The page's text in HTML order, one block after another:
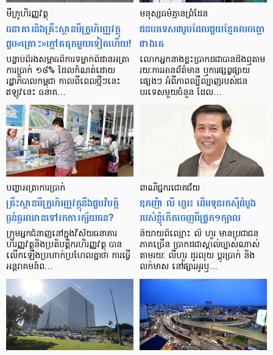
មីក្រូ​ហិរញ្ញវត្ថុ
ធនាគារ​និង​គ្រឹះស្ថាន​មីក្រូ​ហិរញ្ញវត្ថុ​
ជួប«គ្រោះ»ក្តៅ​គគុក​មួយ​ទៀត​ហើយ!
បន្ទាប់​ពី​រង​សម្ពាធ​​ពី​ការ​ទម្លាក់​ពិដាន​អត្រា​
ការ​ប្រាក់ ១៨​% ដែល​កំណត់​ដោយ​
រដ្ឋាភិបាល​កម្ពុជា កាល​ពី​ពេល​ថ្មីៗ​នេះ
ឥឡូវ​នេះ ធនាគ…
មនុស្ស​ធម៌​គ្មាន​ព្រំដែន
ជន​បរទេស​៣​រូប​ដែល​ជួយ​ខ្មែរ​លេច​ធ្លោ​
ជាង​គេ
លោកអ្នក​នាង​ខ្លះ​ប្រាកដ​ជា​បាន​​ដឹង​ឮ​តាម​
រយៈ​ការ​អាន​ព័ត៌មាន ឬ​ការ​ផ្សព្វផ្សាយ​
ផ្សេងៗ អំពី​ភាព​ល្បីល្បាញ​របស់​ជន​
បរទេស​មួយ​ចំនួន ដែល…
បញ្ហា​អត្រា​ការប្រាក់
គ្រឹះស្ថាន​មីក្រូ​ហិរញ្ញវត្ថុ​នឹង​ជួប​វិបត្តិ​
ធ្ងន់ធ្ងរ​ឈាន​ទៅ​រក​ការ​ក្ស័យធន?
ក្រុម​អ្នក​ជំនាញ​នៅ​ក្នុង​វិស័យ​ធនាគារ
ហិរញ្ញវត្ថុ​និង​ប្រតិបត្តិករ​ហិរញ្ញ​វត្ថុ បាន​​
លើក​ឡើង​ប្រហាក់​ប្រហែល​គ្នា​ថា ការ​ធ្វើ​
អន្តរាគមន៍​ព…
ពាណិជ្ជករជោគជ័យ
ឧកញ៉ា លី ហួរ៖ ដើមទុនរកស៊ីដំបូង
របស់ខ្ញុំកើតចេញពីជ្រូក១ក្បាល
និយាយ​ពី​ឈ្មោះ លី ហួរ មាន​ប្រជាជន​
ភាគ​ច្រើន ប្រាកដ​ជា​ស្គាល់​ច្បាស់​ណាស់
តាមរយៈ លីហួរ ដូរ​លុយ ប្តូរ​បា្រក់ និង​
លក់​មាស នៅ​ផ្សារ​អូរ​ឫ…